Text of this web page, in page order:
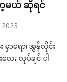
ာ့မယ် ဆိုရင်
း လုပ်ချင် ပါ